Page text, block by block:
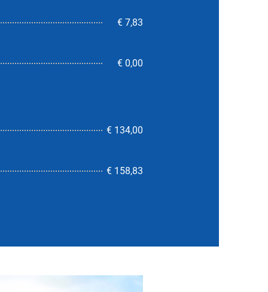
€ 7,83
€ 0,00
€ 134,00
€ 158,83